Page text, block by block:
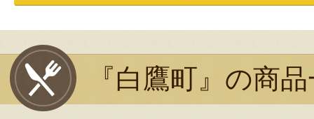
『白鷹町』の商